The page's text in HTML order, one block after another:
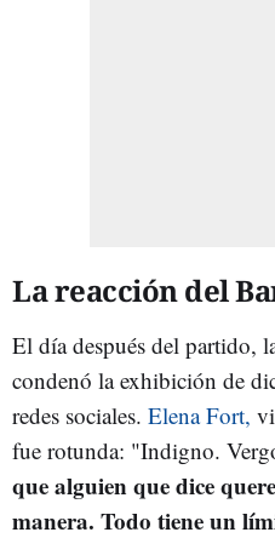
La reacción del
El día después del partido,
condenó la exhibición de
redes sociales. Elena Fort,
fue rotunda: "Indigno.
que alguien que dice
manera. Todo tiene un